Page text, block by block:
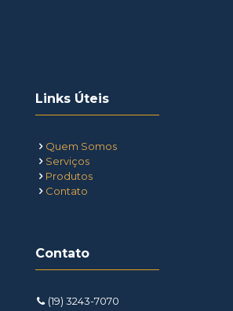
Links Úteis
Quem Somos
Serviços
Produtos
Contato
Contato
(19) 3243-7070